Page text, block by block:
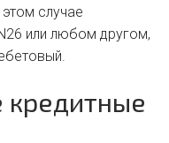
случае
или любом другом,